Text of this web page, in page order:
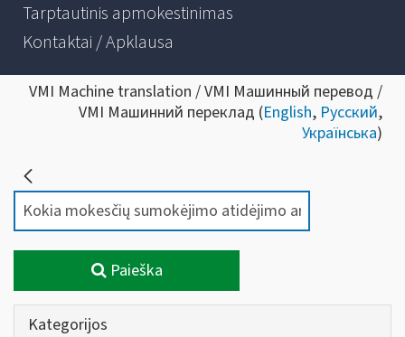
Tarptautinis apmokestinimas
Kontaktai / Apklausa
VMI Machine translation / VMI Машинный перевод /
VMI Машинний переклад (English, Русский,
Українська)
Paieška
Kategorijos